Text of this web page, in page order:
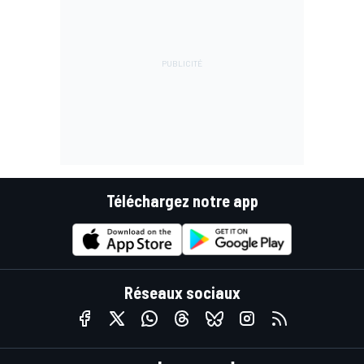
Téléchargez notre app
Réseaux sociaux